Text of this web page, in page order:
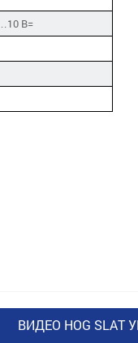
В=
ВИДЕО HOG SLAT